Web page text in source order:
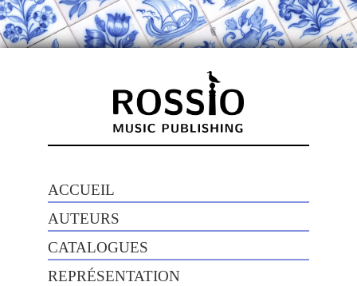
ACCUEIL
AUTEURS
CATALOGUES
REPRÉSENTATION